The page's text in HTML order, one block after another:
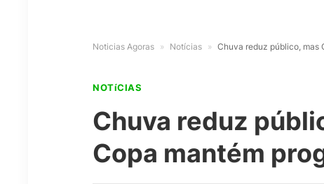
Noticias Agoras » Notícias » Chuva reduz público, mas
NOTíCIAS
Chuva reduz
Copa mantém